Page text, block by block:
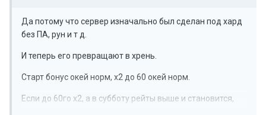
Да потому что сервер изначально был сделан под хард
без ПА, рун и т д.
И теперь его превращают в хрень.
Старт бонус окей норм, х2 до 60 окей норм.
Если до 60го х2, а в субботу рейты выше и становится,